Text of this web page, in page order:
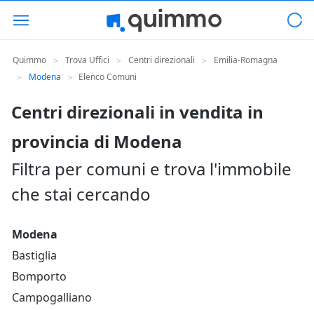
Quimmo > Trova Uffici > Centri direzionali >
Emilia-Romagna
>
Modena > Elenco Comuni
Centri direzionali in vendita in
provincia di Modena
Filtra per comuni e trova l'immobile
che stai cercando
Modena
Bastiglia
Bomporto
Campogalliano